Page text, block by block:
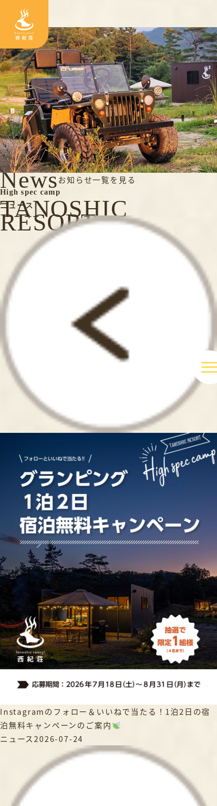
体験
High spec camp
TANOSHIC
RESORT
News
ニュース
お知らせ一覧を見る
Instagramのフォロー＆いいねで当たる！1泊2日の宿
泊無料キャンペーンのご案内
ニュース2026-07-24